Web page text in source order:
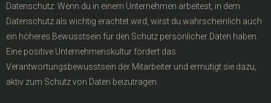
Datenschutz. Wenn du in einem Unternehmen arbeitest, in dem
Datenschutz als wichtig erachtet wird, wirst du wahrscheinlich auch
ein höheres Bewusstsein für den Schutz persönlicher Daten haben.
Eine positive Unternehmenskultur fördert das
Verantwortungsbewusstsein der Mitarbeiter und ermutigt sie dazu,
aktiv zum Schutz von Daten beizutragen.